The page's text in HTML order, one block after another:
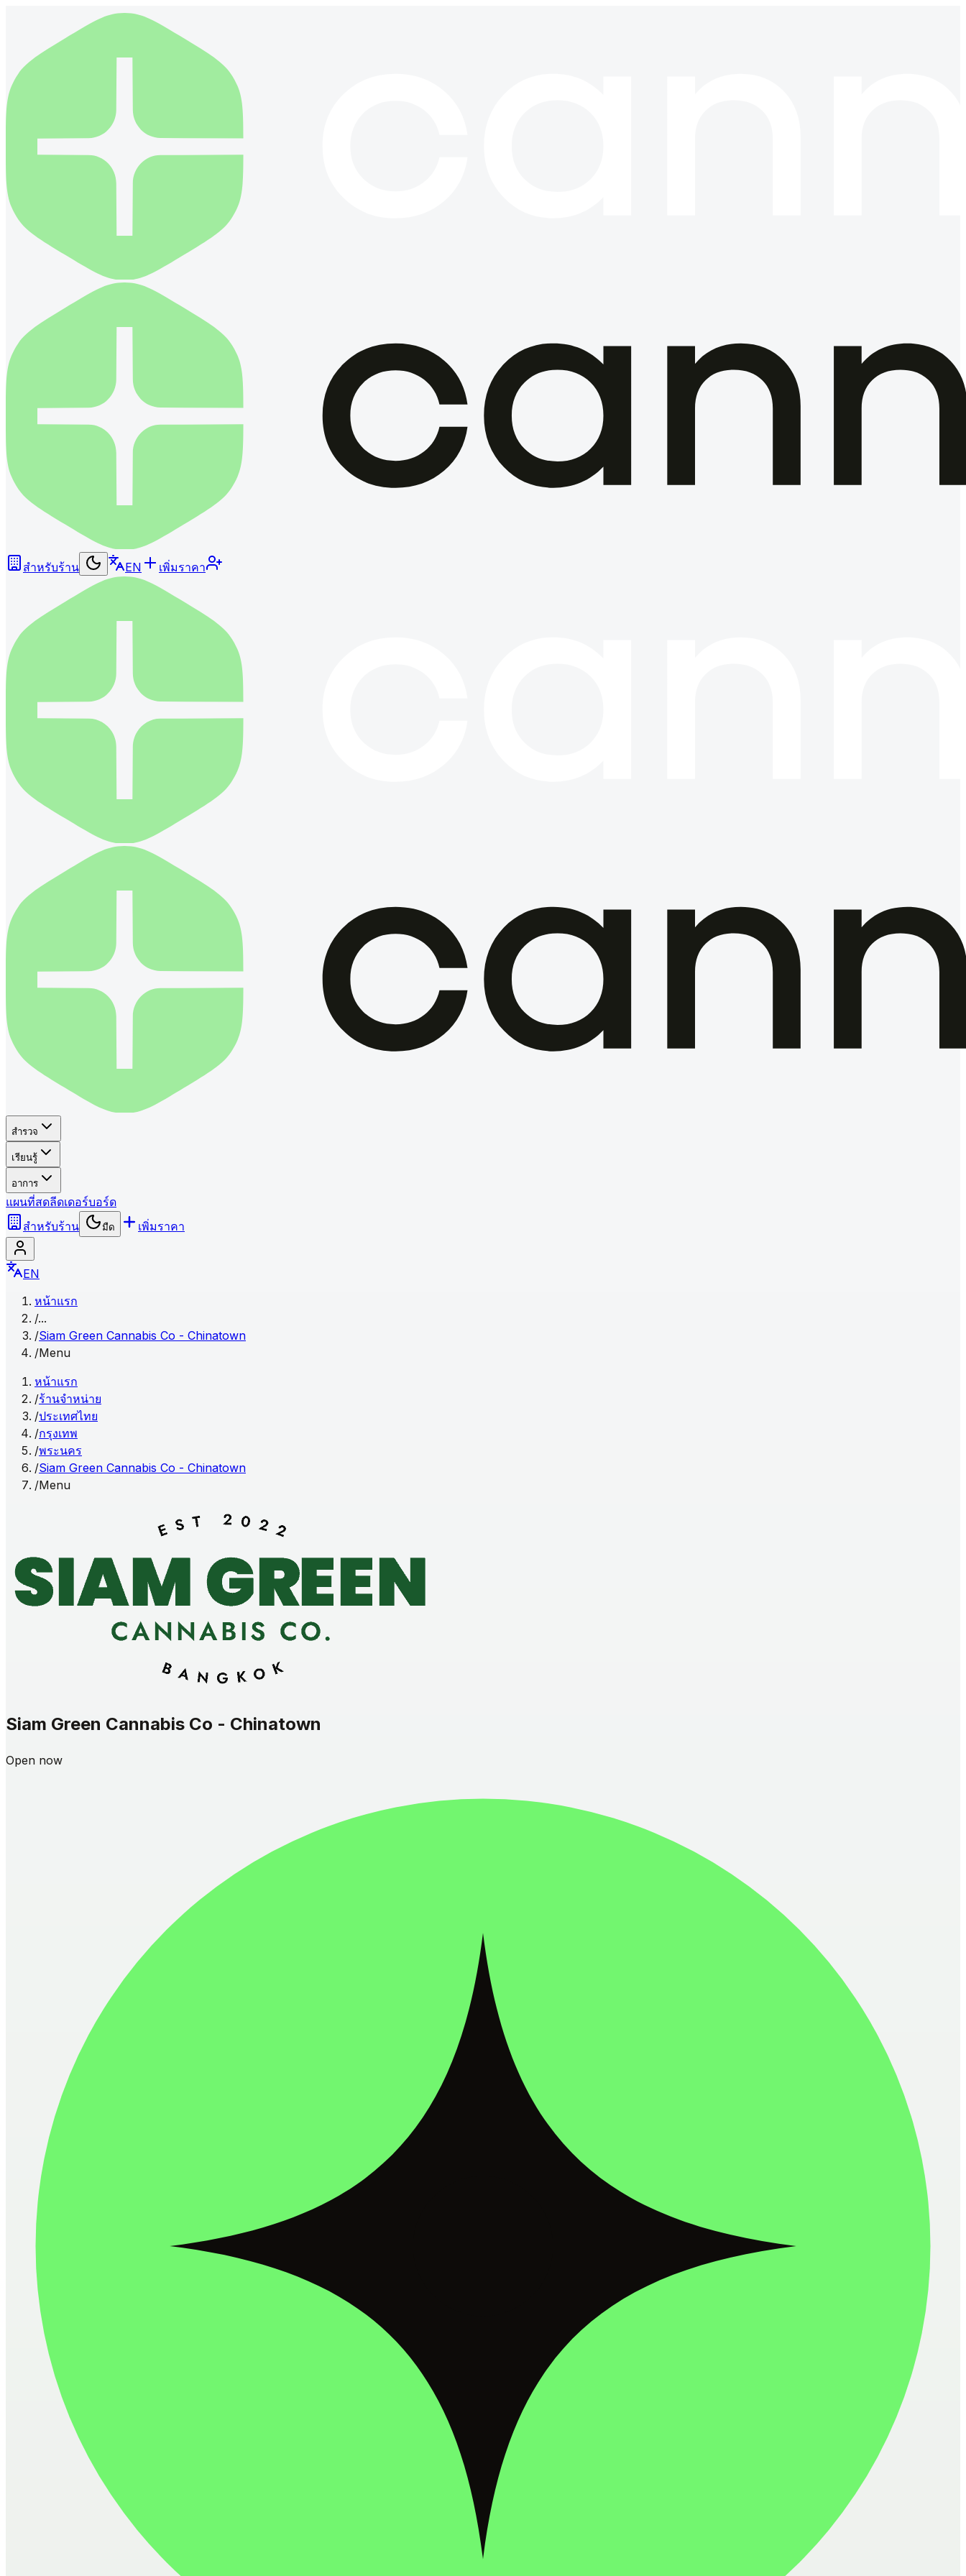
สำหรับร้าน EN เพิ่มราคา
สำรวจ
เรียนรู้
อาการ
แผนที่สดลีดเดอร์บอร์ด
สำหรับร้าน
มืด เพิ่มราคา
EN
หน้าแรก
/...
/Siam Green Cannabis Co - Chinatown
/Menu
หน้าแรก
/ร้านจำหน่าย
/ประเทศไทย
/กรุงเทพ
/พระนคร
/Siam Green Cannabis Co - Chinatown
/Menu
Siam Green Cannabis Co - Chinatown
Open now